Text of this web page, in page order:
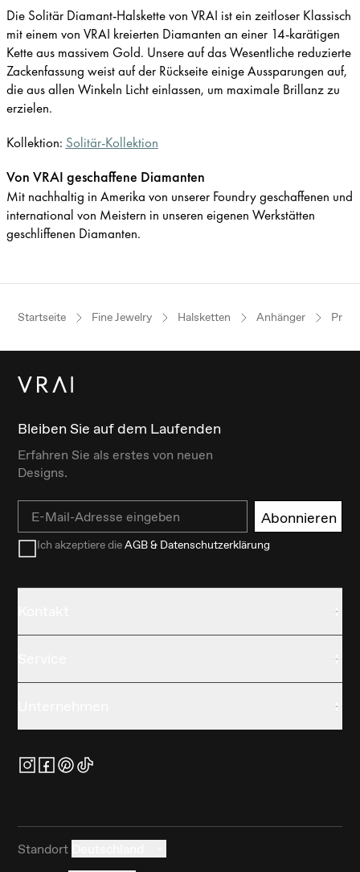
Die Solitär Diamant-Halskette von VRAI ist ein zeitloser Klassisch
mit einem von VRAI kreierten Diamanten an einer 14-karätigen
Kette aus massivem Gold. Unsere auf das Wesentliche reduzierte
Zackenfassung weist auf der Rückseite einige Aussparungen auf,
die aus allen Winkeln Licht einlassen, um maximale Brillanz zu
erzielen.
Kollektion: Solitär-Kollektion
Von VRAI geschaffene Diamanten
Mit nachhaltig in Amerika von unserer Foundry geschaffenen und
international von Meistern in unseren eigenen Werkstätten
geschliffenen Diamanten.
Startseite Fine Jewelry Halsketten Anhänger
Bleiben Sie auf dem Laufenden
Erfahren Sie als erstes von neuen
Designs.
Email Abonnieren
Ich akzeptiere dieAGB & Datenschutzerklärung
Standort